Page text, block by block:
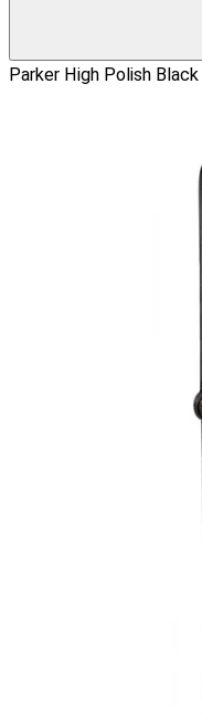
Parker High Polish